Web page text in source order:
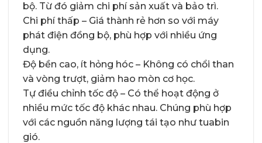
bộ. Từ đó giảm chi phí sản xuất và bảo trì.
Chi phí thấp – Giá thành rẻ hơn so với máy
phát điện đồng bộ, phù hợp với nhiều ứng
dụng.
Độ bền cao, ít hỏng hóc – Không có chổi than
và vòng trượt, giảm hao mòn cơ học.
Tự điều chỉnh tốc độ – Có thể hoạt động ở
nhiều mức tốc độ khác nhau. Chúng phù hợp
với các nguồn năng lượng tái tạo như tuabin
gió.